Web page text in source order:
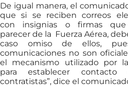
De igual manera, el
que si se reciben correos
con insignias o firmas que
parecer de la Fuerza Aérea,
caso omiso de ellos,
comunicaciones no son
el mecanismo utilizado por
para establecer
contratistas”, dice el